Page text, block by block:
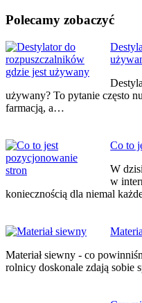
Polecamy zobaczyć
używany? To pytanie często
farmacją, a…
Co to
W
w
koniecznością dla niemal
Materiał siewny - co
rolnicy doskonale zdają sobie
Nawigacja
wpisu